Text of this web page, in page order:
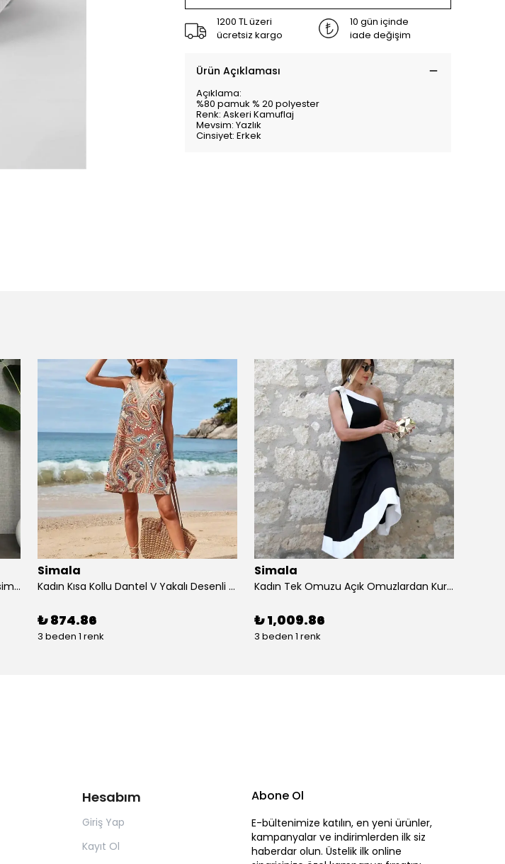
1200 TL üzeri
ücretsiz kargo
10 gün içinde
iade değişim
Ürün Açıklaması
Açıklama:
%80 pamuk % 20 polyester
Renk: Askeri Kamuflaj
Mevsim: Yazlık
Cinsiyet: Erkek
Kadın çan Dokuma Kumaş V Yaka Asimetrik Kesim Elbise
Simala
Kadın Kısa Kollu Dantel V Yakalı Desenli Süprem Elbise
₺ 874.86
3 beden 1 renk
Simala
Kadın Tek Omuzu Açık Omuzlardan Kurdela Detaylı çift Renkli Ithal Krep Elbise
₺ 1,009.86
3 beden 1 renk
Hesabım
Giriş Yap
Kayıt Ol
Abone Ol
E-bültenimize katılın, en yeni ürünler,
kampanyalar ve indirimlerden ilk siz
haberdar olun. Üstelik ilk online